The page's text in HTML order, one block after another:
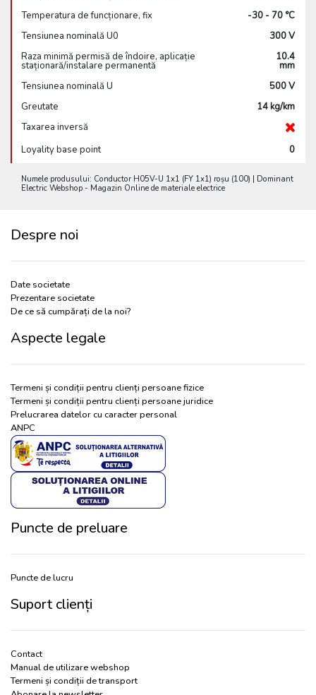
Temperatura de funcționare, fix
-30 - 70 °C
Tensiunea nominală U0
300 V
Raza minimă permisă de îndoire, aplicație
staționară/instalare permanentă
10.4
mm
Tensiunea nominală U
500 V
Greutate
14 kg/km
Taxarea inversă
Loyality base point
0
Numele produsului: Conductor H05V-U 1x1 (FY 1x1) roșu (100) | Dominant
Electric Webshop - Magazin Online de materiale electrice
Despre noi
Date societate
Prezentare societate
De ce să cumpărați de la noi?
Aspecte legale
Termeni și condiții pentru clienți persoane fizice
Termeni și condiții pentru clienți persoane juridice
Prelucrarea datelor cu caracter personal
ANPC
Puncte de preluare
Puncte de lucru
Suport clienți
Contact
Manual de utilizare webshop
Termeni și condiții de transport